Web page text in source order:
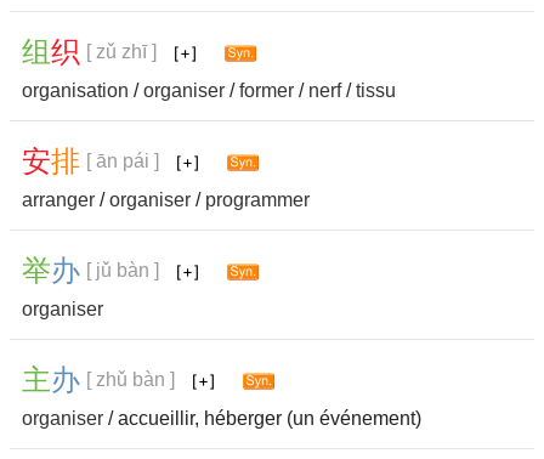
组织 [ zǔ zhī ]
organisation /organiser /former / nerf/tissu
安排 [ ān pái ]
arranger /organiser / programmer
举办 [ jǔ bàn ]
organiser
主办 [ zhǔ bàn ]
organiser / accueillir, héberger (un événement)